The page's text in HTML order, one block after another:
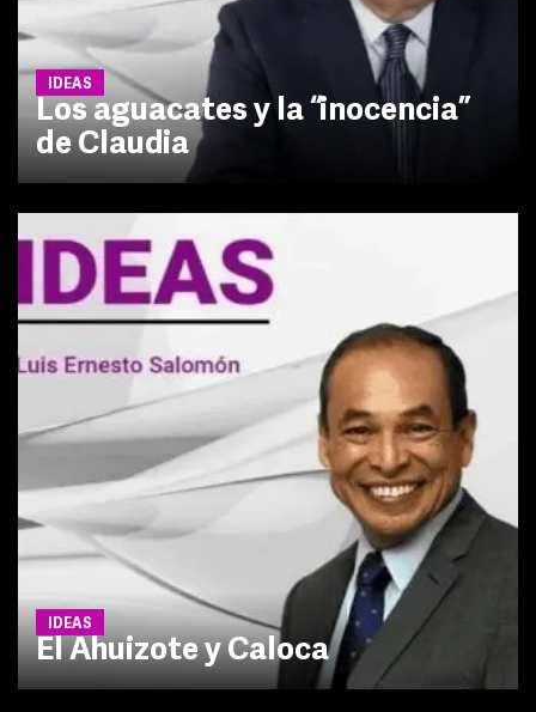
IDEAS
Los aguacates y la “inocencia”
de Claudia
IDEAS
El Ahuizote y Caloca